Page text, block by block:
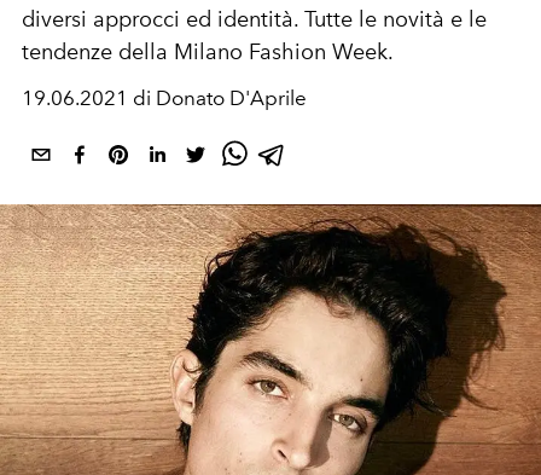
diversi approcci ed identità. Tutte le novità e le
tendenze della Milano Fashion Week.
19.06.2021 di Donato D'Aprile